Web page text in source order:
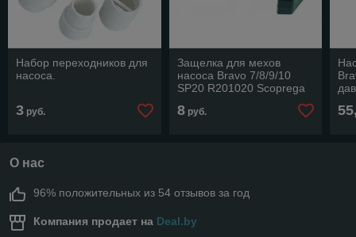
Набор переходников для
насоса.
3 руб.
Защелка для мехов
насоса Bravo 7/8/9/10
SP20 R201020 Scоprega
8руб.
О нас
96% положительных из 54 отзывов за год
Компания продает на Deal.by